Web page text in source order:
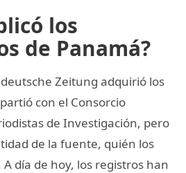
los
de Panamá?
Zeitung adquirió los
con el Consorcio
de Investigación, pero
de la fuente, quién los
día de hoy, los registros han